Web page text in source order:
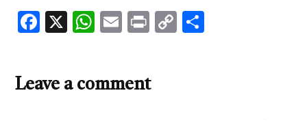
Facebook
X WhatsApp
EmailPrintCopy
Leave a comment